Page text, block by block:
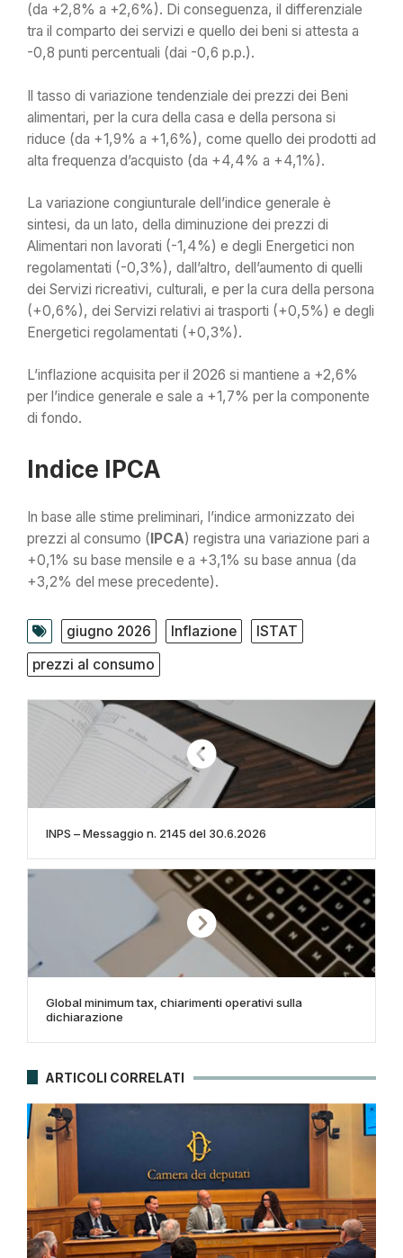
(da +2,8% a +2,6%). Di conseguenza, il differenziale
tra il comparto dei servizi e quello dei beni si attesta a
-0,8 punti percentuali (dai -0,6 p.p.).
Il tasso di variazione tendenziale dei prezzi dei Beni
alimentari, per la cura della casa e della persona si
riduce (da +1,9% a +1,6%), come quello dei prodotti ad
alta frequenza d’acquisto (da +4,4% a +4,1%).
La variazione congiunturale dell’indice generale è
sintesi, da un lato, della diminuzione dei prezzi di
Alimentari non lavorati (-1,4%) e degli Energetici non
regolamentati (-0,3%), dall’altro, dell’aumento di quelli
dei Servizi ricreativi, culturali, e per la cura della persona
(+0,6%), dei Servizi relativi ai trasporti (+0,5%) e degli
Energetici regolamentati (+0,3%).
L’inflazione acquisita per il 2026 si mantiene a +2,6%
per l’indice generale e sale a +1,7% per la componente
di fondo.
Indice IPCA
In base alle stime preliminari, l’indice armonizzato dei
prezzi al consumo ( IPCA) registra una variazione pari a
+0,1% su base mensile e a +3,1% su base annua (da
+3,2% del mese precedente).
giugno 2026 Inflazione
ISTAT
prezzi al consumo
INPS – Messaggio n. 2145 del 30.6.2026
Global minimum tax, chiarimenti operativi sulla
dichiarazione
ARTICOLI CORRELATI